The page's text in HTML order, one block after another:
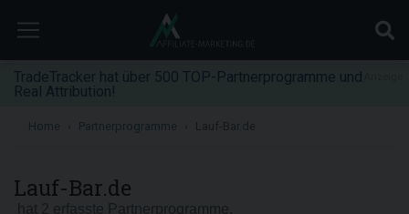
TradeTracker hat über 500 TOP-Partnerprogramme und
Real Attribution!
Home Partnerprogramme
Lauf-Bar.de